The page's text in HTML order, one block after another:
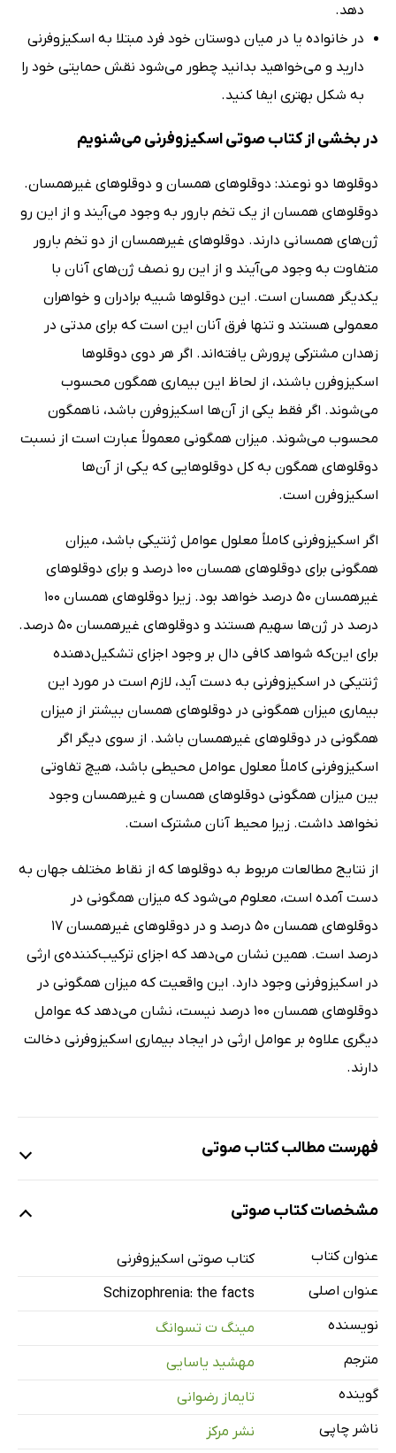
دهد.
در خانواده یا در میان دوستان خود فرد مبتلا به اسکیزوفرنی
دارید و می‌خواهید بدانید چطور می‌شود نقش حمایتی خود را
به شکل بهتری ایفا کنید.
در بخشی از کتاب صوتی اسکیزوفرنی می‌شنویم
دوقلوها دو نوعند: دوقلوهای همسان و دوقلوهای غیرهمسان.
دوقلوهای همسان از یک تخم بارور به وجود می‌آیند و از این رو
ژن‌های همسانی دارند. دوقلوهای غیرهمسان از دو تخم بارور
متفاوت به وجود می‌آیند و از این رو نصف ژن‌های آنان با
یکدیگر همسان است. این دوقلوها شبیه برادران و خواهران
معمولی هستند و تنها فرق آنان این است که برای مدتی در
زهدان مشترکی پرورش یافته‌اند. اگر هر دوی دوقلوها
اسکیزوفرن باشند، از لحاظ این بیماری همگون محسوب
می‌شوند. اگر فقط یکی از آن‌ها اسکیزوفرن باشد، ناهمگون
محسوب می‌شوند. میزان همگونی معمولاً عبارت است از نسبت
دوقلوهای همگون به کل دوقلوهایی که یکی از آن‌ها
اسکیزوفرن است.
اگر اسکیزوفرنی کاملاً معلول عوامل ژنتیکی باشد، میزان
همگونی برای دوقلوهای همسان 100 درصد و برای دوقلوهای
غیرهمسان 50 درصد خواهد بود. زیرا دوقلوهای همسان 100
درصد در ژن‌ها سهیم هستند و دوقلوهای غیرهمسان 50 درصد.
برای این‌که شواهد کافی دال بر وجود اجزای تشکیل‌دهنده
ژنتیکی در اسکیزوفرنی به دست آید، لازم است در مورد این
بیماری میزان همگونی در دوقلوهای همسان بیشتر از میزان
همگونی در دوقلوهای غیرهمسان باشد. از سوی دیگر اگر
اسکیزوفرنی کاملاً معلول عوامل محیطی باشد، هیچ تفاوتی
بین میزان همگونی دوقلوهای همسان و غیرهمسان وجود
نخواهد داشت. زیرا محیط آنان مشترک است.
از نتایج مطالعات مربوط به دوقلوها که از نقاط مختلف جهان به
دست آمده است، معلوم می‌شود که میزان همگونی در
دوقلوهای همسان 50 درصد و در دوقلوهای غیرهمسان 17
درصد است. همین نشان می‌دهد که اجزای ترکیب‌کننده‌ی ارثی
در اسکیزوفرنی وجود دارد. این واقعیت که میزان همگونی در
دوقلوهای همسان 100 درصد نیست، نشان می‌دهد که عوامل
دیگری علاوه بر عوامل ارثی در ایجاد بیماری اسکیزوفرنی دخالت
دارند.
فهرست مطالب کتاب صوتی
نمونه
معرفی و پیشگفتار
یک: اسکیزوفرنی چیست؟ (سوءتفاهم‌های متداول)
دو: آنچه اسکیزوفرنی نیست
سه: اسکیزوفرنی تا چه حد شایع است؟
چهار: آیا اسکیزوفرنی ارثی است؟
پنج: عوامل محیطی
مشخصات کتاب صوتی
عنوان کتاب
کتاب صوتی اسکیزوفرنی
عنوان اصلی
Schizophrenia: the facts
نویسنده
مینگ ت تسوانگ
مترجم
مهشید یاسایی
گوینده
تایماز رضوانی
ناشر چاپی
نشر مرکز